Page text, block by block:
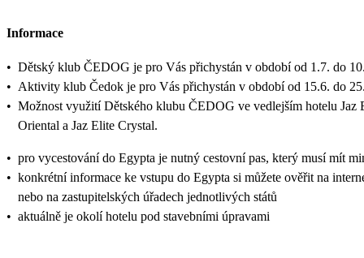
Informace
• Dětský klub ČEDOG je pro Vás přichystán v období od 1.7. do
• Aktivity klub Čedok je pro Vás přichystán v období od 15.6. do
• Možnost využití Dětského klubu ČEDOG ve vedlejším hotelu
Oriental a Jaz Elite Crystal.
• pro vycestování do Egypta je nutný cestovní pas, který musí mít
• konkrétní informace ke vstupu do Egypta si můžete ověřit na
nebo na zastupitelských úřadech jednotlivých států
• aktuálně je okolí hotelu pod stavebními úpravami